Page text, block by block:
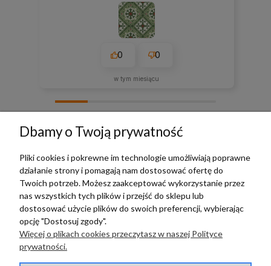
0 0
w tym miesiącu
TERRADECO
BAZA WIEDZY
PŁATNOŚCI I DOSTAWA
Dbamy o Twoją prywatność
Pliki cookies i pokrewne im technologie umożliwiają poprawne
działanie strony i pomagają nam dostosować ofertę do
Twoich potrzeb. Możesz zaakceptować wykorzystanie przez
nas wszystkich tych plików i przejść do sklepu lub
dostosować użycie plików do swoich preferencji, wybierając
opcję "Dostosuj zgody".
Więcej o plikach cookies przeczytasz w naszej Polityce
prywatności.